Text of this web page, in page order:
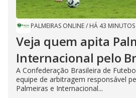
PALMEIRAS ONLINE/ HÁ 43 MINUTOS
Veja quem apita
Internacional pelo
A Confederação Brasileira de
equipe de arbitragem responsável
Palmeiras e Internacional...